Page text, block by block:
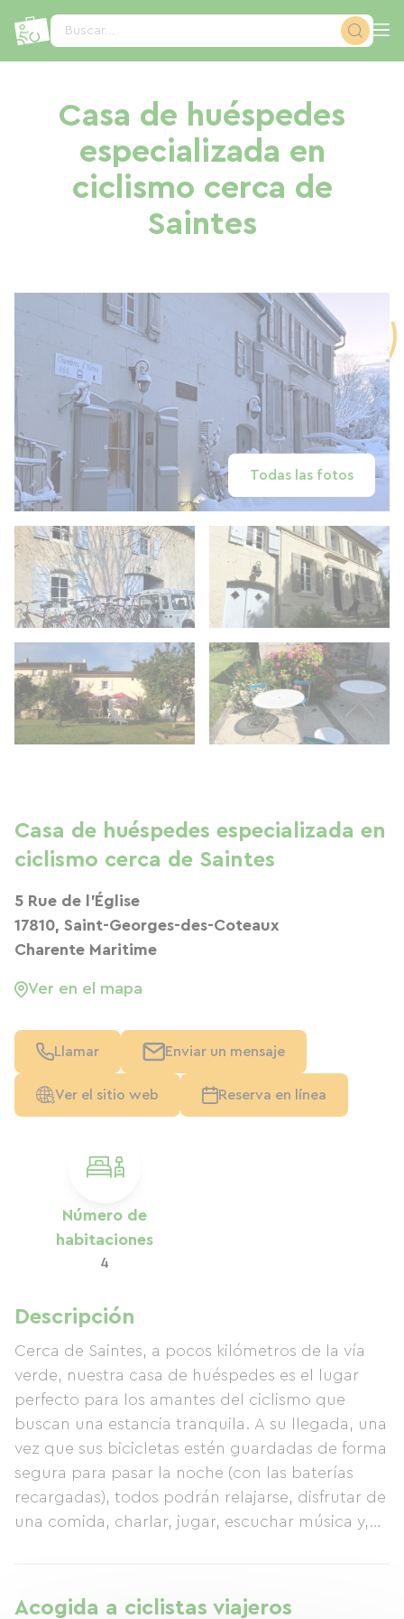
Buscar...
Casa de huéspedes
especializada en
ciclismo cerca de
Saintes
Todas las fotos
Número de
habitaciones
4
Descripción
Cerca de Saintes, a pocos kilómetros de la vía
verde, nuestra casa de huéspedes es el lugar
perfecto para los amantes del ciclismo que
buscan una estancia tranquila. A su llegada, una
vez que sus bicicletas estén guardadas de forma
segura para pasar la noche (con las baterías
recargadas), todos podrán relajarse, disfrutar de
una comida, charlar, jugar, escuchar música y,
entretendrán junto a nuestras mesas de billar,
Acogida a ciclistas viajeros
Casa de huéspedes especializada en
ciclismo cerca de Saintes
5 Rue de l'Église
17810, Saint-Georges-des-Coteaux
Charente Maritime
Ver en el mapa
Llamar Enviar un mensaje
Ver el sitio web Reserva en línea
Panel de gestión de cookies